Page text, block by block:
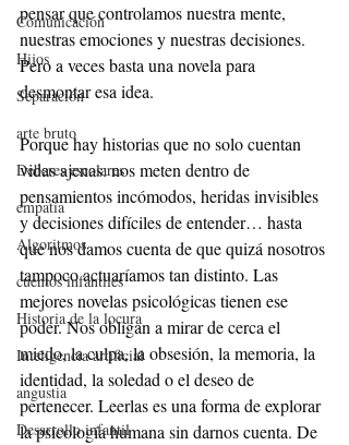
Comunicación
Hijos
Separación
arte bruto
Deberes escolares
empatía
Algoritmos
cuentos infantiles
Historia de la locura
Inteligencia artificial
angustia
Desarrollo infantil
pensar que controlamos nuestra mente,
nuestras emociones y nuestras decisiones.
Pero a veces basta una novela para
desmontar esa idea.
Porque hay historias que no solo cuentan
vidas ajenas: nos meten dentro de
pensamientos incómodos, heridas invisibles
y decisiones difíciles de entender… hasta
que nos damos cuenta de que quizá nosotros
tampoco actuaríamos tan distinto. Las
mejores novelas psicológicas tienen ese
poder. Nos obligan a mirar de cerca el
miedo, la culpa, la obsesión, la memoria, la
identidad, la soledad o el deseo de
pertenecer. Leerlas es una forma de explorar
la psicología humana sin darnos cuenta. De